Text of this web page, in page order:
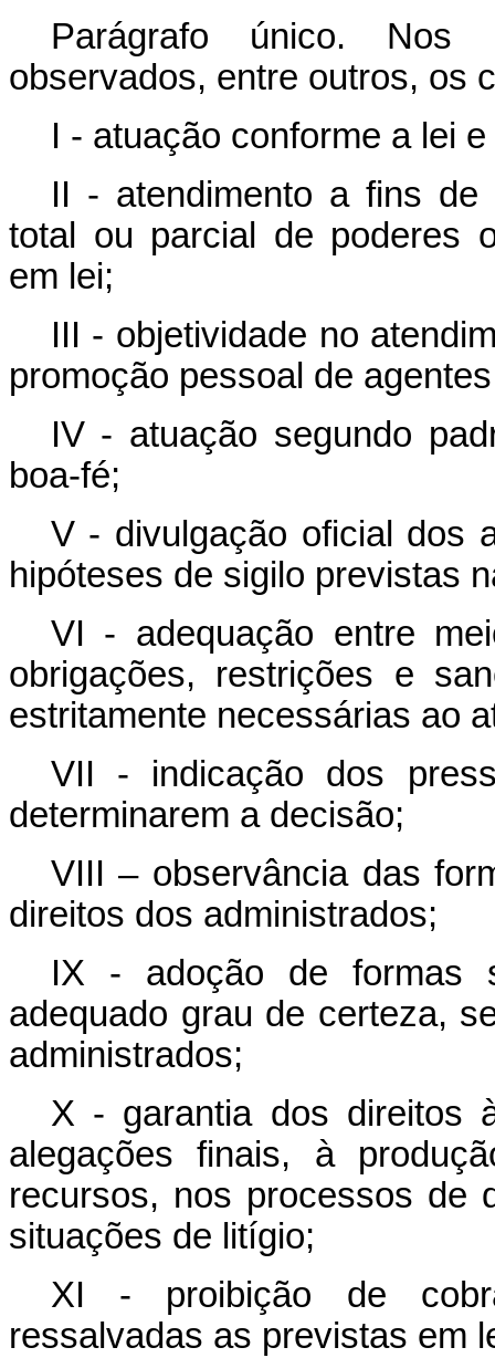
Parágrafo único. Nos
observados, entre outros, os
I - atuação conforme a lei
II - atendimento a fins de
total ou parcial de poderes
em lei;
III - objetividade no
promoção pessoal de
IV - atuação segundo
boa-fé;
V - divulgação oficial dos
hipóteses de sigilo previstas
VI - adequação entre
obrigações, restrições e
estritamente necessárias ao
VII - indicação dos
determinarem a decisão;
VIII – observância das
direitos dos administrados;
IX - adoção de formas
adequado grau de certeza,
administrados;
X - garantia dos direitos
alegações finais, à
recursos, nos processos de
situações de litígio;
XI - proibição de
ressalvadas as previstas em